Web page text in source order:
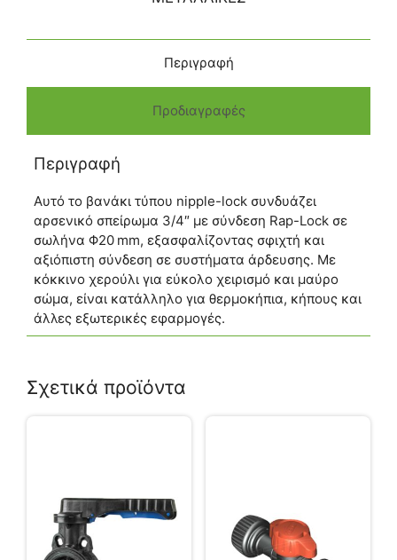
Περιγραφή
Προδιαγραφές
Περιγραφή
Αυτό το βανάκι τύπου nipple-lock συνδυάζει
αρσενικό σπείρωμα 3/4″ με σύνδεση Rap-Lock σε
σωλήνα Φ20 mm, εξασφαλίζοντας σφιχτή και
αξιόπιστη σύνδεση σε συστήματα άρδευσης. Με
κόκκινο χερούλι για εύκολο χειρισμό και μαύρο
σώμα, είναι κατάλληλο για θερμοκήπια, κήπους και
άλλες εξωτερικές εφαρμογές.
Σχετικά προϊόντα